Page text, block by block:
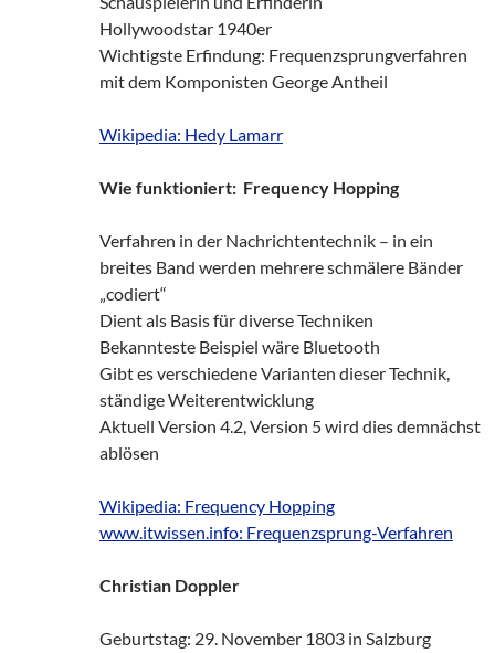
Hollywoodstar 1940er
Wichtigste Erfindung: Frequenzsprungverfahren
mit dem Komponisten George Antheil
Wikipedia: Hedy Lamarr
Wie funktioniert: Frequency Hopping
Verfahren in der Nachrichtentechnik – in ein
breites Band werden mehrere schmälere Bänder
„codiert“
Dient als Basis für diverse Techniken
Bekannteste Beispiel wäre Bluetooth
Gibt es verschiedene Varianten dieser Technik,
ständige Weiterentwicklung
Aktuell Version 4.2, Version 5 wird dies demnächst
ablösen
Wikipedia: Frequency Hopping
www.itwissen.info: Frequenzsprung-Verfahren
Christian Doppler
Geburtstag: 29. November 1803 in Salzburg